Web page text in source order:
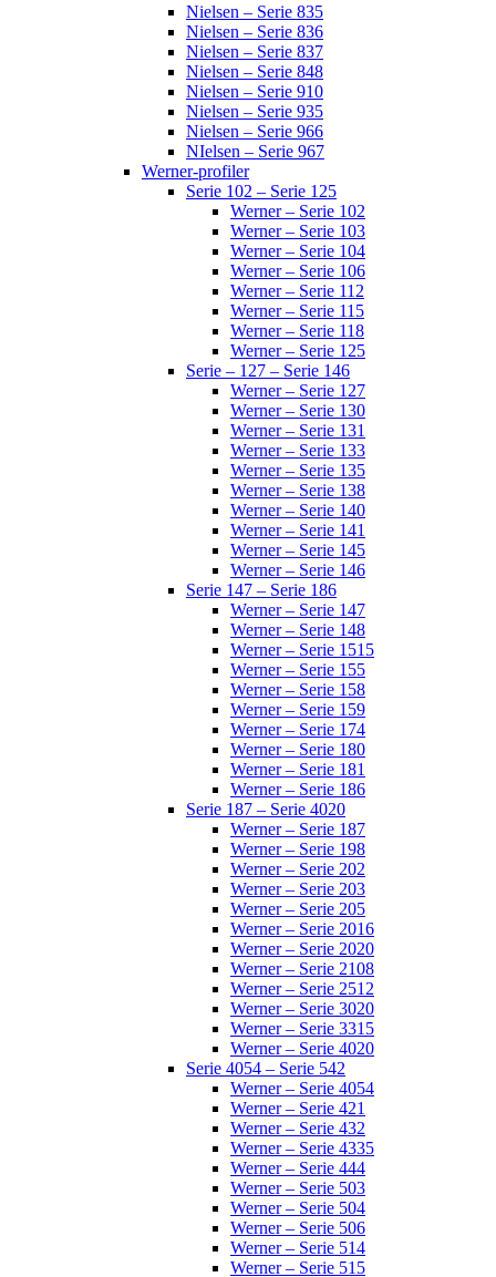
Nielsen – Serie 835
Nielsen – Serie 836
Nielsen – Serie 837
Nielsen – Serie 848
Nielsen – Serie 910
Nielsen – Serie 935
Nielsen – Serie 966
NIelsen – Serie 967
Werner-profiler
Serie 102 – Serie 125
Werner – Serie 102
Werner – Serie 103
Werner – Serie 104
Werner – Serie 106
Werner – Serie 112
Werner – Serie 115
Werner – Serie 118
Werner – Serie 125
Serie – 127 – Serie 146
Werner – Serie 127
Werner – Serie 130
Werner – Serie 131
Werner – Serie 133
Werner – Serie 135
Werner – Serie 138
Werner – Serie 140
Werner – Serie 141
Werner – Serie 145
Werner – Serie 146
Serie 147 – Serie 186
Werner – Serie 147
Werner – Serie 148
Werner – Serie 1515
Werner – Serie 155
Werner – Serie 158
Werner – Serie 159
Werner – Serie 174
Werner – Serie 180
Werner – Serie 181
Werner – Serie 186
Serie 187 – Serie 4020
Werner – Serie 187
Werner – Serie 198
Werner – Serie 202
Werner – Serie 203
Werner – Serie 205
Werner – Serie 2016
Werner – Serie 2020
Werner – Serie 2108
Werner – Serie 2512
Werner – Serie 3020
Werner – Serie 3315
Werner – Serie 4020
Serie 4054 – Serie 542
Werner – Serie 4054
Werner – Serie 421
Werner – Serie 432
Werner – Serie 4335
Werner – Serie 444
Werner – Serie 503
Werner – Serie 504
Werner – Serie 506
Werner – Serie 514
Werner – Serie 515